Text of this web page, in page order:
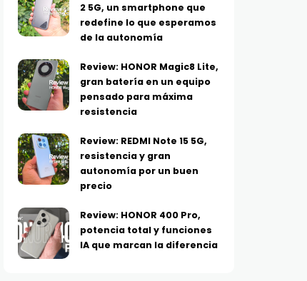
2 5G, un smartphone que
redefine lo que esperamos
de la autonomía
Review: HONOR Magic8 Lite,
gran batería en un equipo
pensado para máxima
resistencia
Review: REDMI Note 15 5G,
resistencia y gran
autonomía por un buen
precio
Review: HONOR 400 Pro,
potencia total y funciones
IA que marcan la diferencia